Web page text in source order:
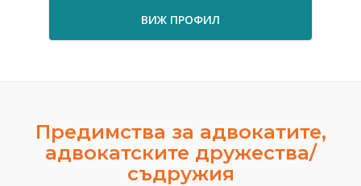
ВИЖ ПРОФИЛ
Предимства за адвокатите,
адвокатските дружества/
съдружия